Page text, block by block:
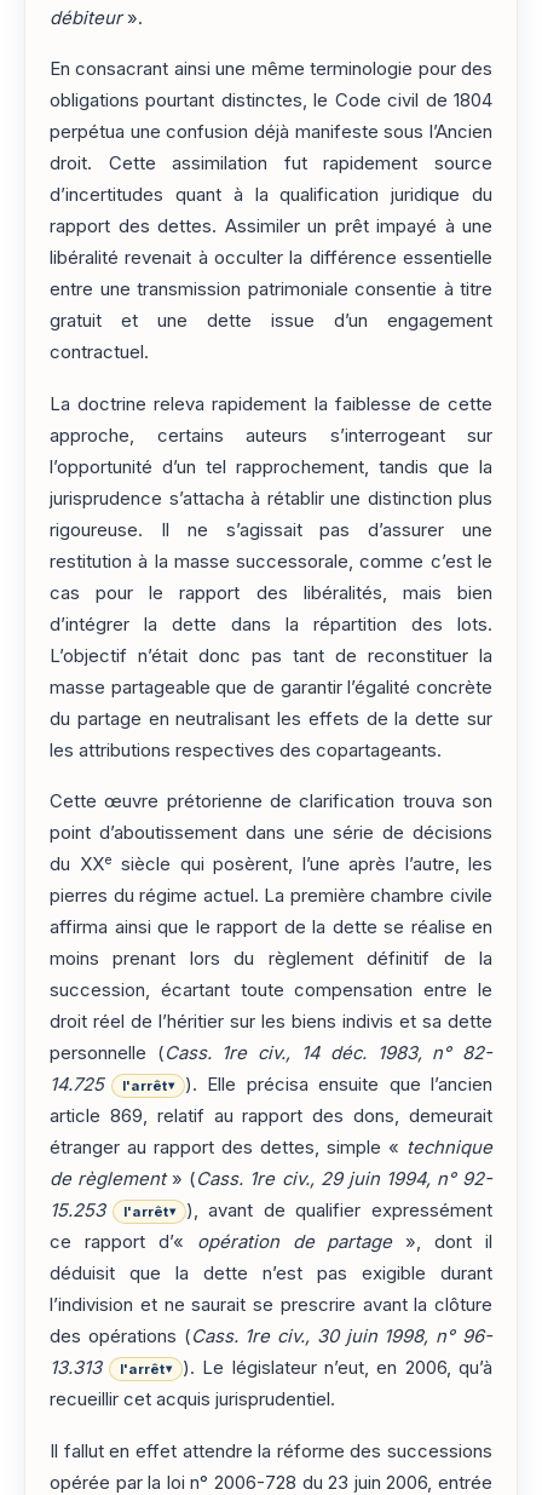
débiteur».
En consacrant ainsi une même terminologie pour des
obligations pourtant distinctes, le Code civil de 1804
perpétua une confusion déjà manifeste sous l’Ancien
droit. Cette assimilation fut rapidement source
d’incertitudes quant à la qualification juridique du
rapport des dettes. Assimiler un prêt impayé à une
libéralité revenait à occulter la différence essentielle
entre une transmission patrimoniale consentie à titre
gratuit et une dette issue d’un engagement
contractuel.
La doctrine releva rapidement la faiblesse de cette
approche, certains auteurs s’interrogeant sur
l’opportunité d’un tel rapprochement, tandis que la
jurisprudence s’attacha à rétablir une distinction plus
rigoureuse. Il ne s’agissait pas d’assurer une
restitution à la masse successorale, comme c’est le
cas pour le rapport des libéralités, mais bien
d’intégrer la dette dans la répartition des lots.
L’objectif n’était donc pas tant de reconstituer la
masse partageable que de garantir l’égalité concrète
du partage en neutralisant les effets de la dette sur
les attributions respectives des copartageants.
Cette œuvre prétorienne de clarification trouva son
point d’aboutissement dans une série de décisions
du XXe siècle qui posèrent, l’une après l’autre, les
pierres du régime actuel. La première chambre civile
affirma ainsi que le rapport de la dette se réalise en
moins prenant lors du règlement définitif de la
succession, écartant toute compensation entre le
droit réel de l’héritier sur les biens indivis et sa dette
personnelle (Cass. 1re civ., 14 déc. 1983, n° 82-
14.725
l'arrêt▾
). Elle précisa ensuite que l’ancien
article 869, relatif au rapport des dons, demeurait
étranger au rapport des dettes, simple « technique
de règlement» (Cass. 1re civ., 29 juin 1994, n° 92-
15.253
l'arrêt▾
), avant de qualifier expressément
ce rapport d’« opération de partage», dont il
déduisit que la dette n’est pas exigible durant
l’indivision et ne saurait se prescrire avant la clôture
des opérations (Cass. 1re civ., 30 juin 1998, n° 96-
13.313
l'arrêt▾
). Le législateur n’eut, en 2006, qu’à
recueillir cet acquis jurisprudentiel.
Il fallut en effet attendre la réforme des successions
opérée par la loi n° 2006-728 du 23 juin 2006, entrée